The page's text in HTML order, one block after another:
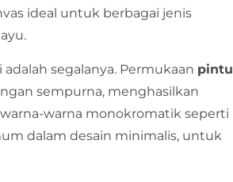
ideal untuk berbagai jenis
segalanya. Permukaan pintu
sempurna, menghasilkan
warna monokromatik seperti
dalam desain minimalis, untuk